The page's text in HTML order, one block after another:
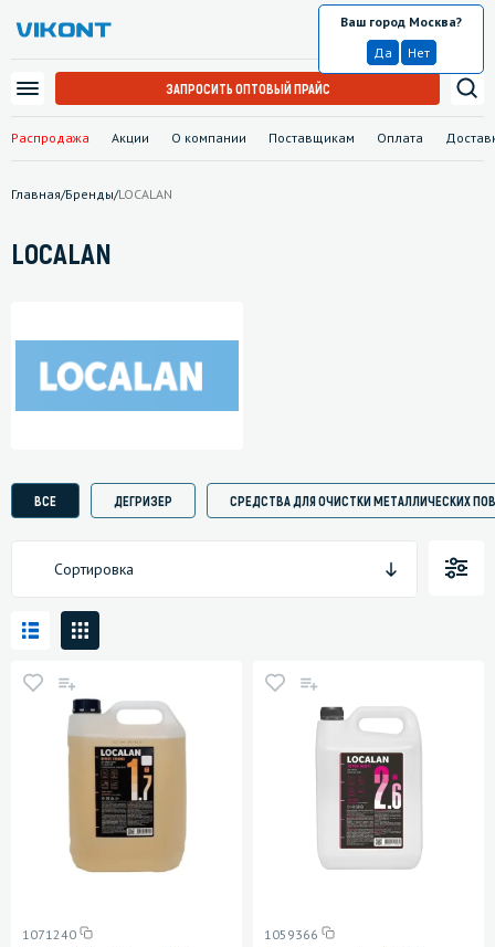
Распродажа Акции О компании Поставщикам Оплата
Москва
Ваш город Москва?
Да
Нет
ЗАПРОСИТЬ ОПТОВЫЙ ПРАЙС
Главная/Бренды/LOCALAN
LOCALAN
ВСЕ ДЕГРИЗЕР СРЕДСТВА ДЛЯ ОЧИСТКИ МЕТАЛЛИЧЕСКИХ
Сортировка
1071240 1059366